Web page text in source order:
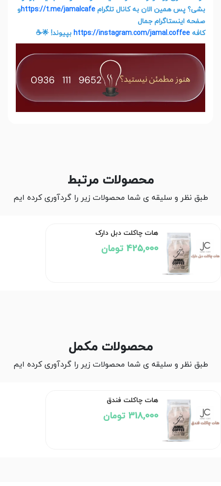
بشی؟ پس همین الان به کانال تلگرام https://t.me/jamalcafeو
صفحه اینستاگرام جمال
کافه https://instagram.com/jamal.coffee بپیوند! 🌟☕
محصولات مرتبط
طبق نظر و سلیقه ی شما محصولات زیر را گردآوری کرده ایم
هات چاکلت دبل دارک
425,000 تومان
محصولات مکمل
طبق نظر و سلیقه ی شما محصولات زیر را گردآوری کرده ایم
هات چاکلت فندق
318,000 تومان